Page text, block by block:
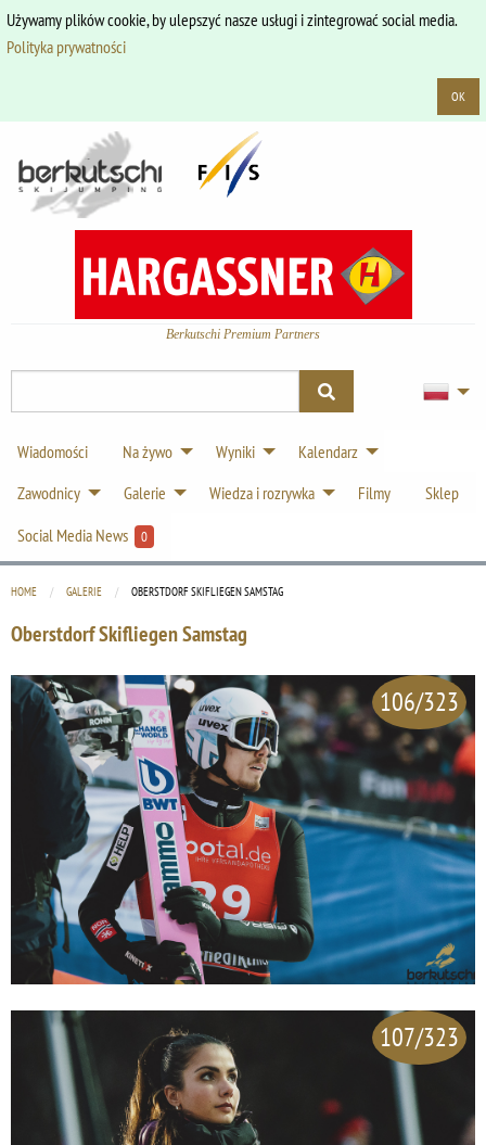
Używamy plików cookie, by ulepszyć nasze usługi i zintegrować social media.
Polityka prywatności
OK
Berkutschi Premium Partners
Wiadomości Na żywo Wyniki
Kalendarz
Zawodnicy
Galerie Wiedza i rozrywka Filmy
Sklep
Social Media News
0
HOME GALERIE CURRENT:
OBERSTDORF SKIFLIEGEN SAMSTAG
Oberstdorf Skifliegen Samstag
106/323
107/323